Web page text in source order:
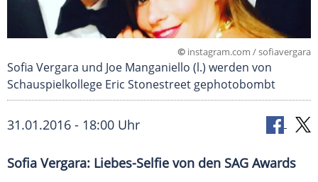
© instagram.com / sofiavergara
Sofia Vergara und Joe Manganiello (l.) werden von
Schauspielkollege Eric Stonestreet gephotobombt
31.01.2016 - 18:00 Uhr
Sofia Vergara: Liebes-Selfie von den SAG Awards